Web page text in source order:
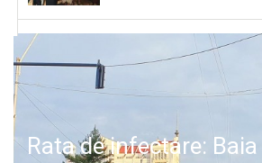
SANATATE
SPECIAL
POLITIC
Rata de infectare: